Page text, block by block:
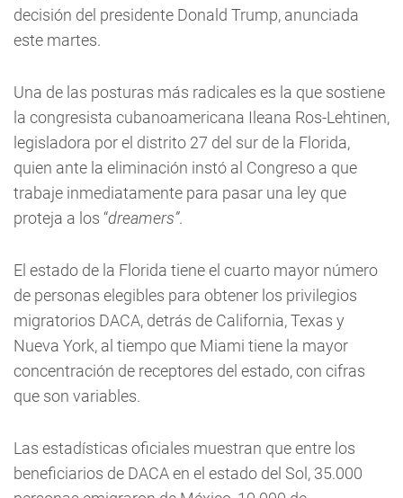
decisión del presidente Donald Trump, anunciada
este martes.
Una de las posturas más radicales es la que sostiene
la congresista cubanoamericana Ileana Ros-Lehtinen,
legisladora por el distrito 27 del sur de la Florida,
quien ante la eliminación instó al Congreso a que
trabaje inmediatamente para pasar una ley que
proteja a los “dreamers”.
El estado de la Florida tiene el cuarto mayor número
de personas elegibles para obtener los privilegios
migratorios DACA, detrás de California, Texas y
Nueva York, al tiempo que Miami tiene la mayor
concentración de receptores del estado, con cifras
que son variables.
Las estadísticas oficiales muestran que entre los
beneficiarios de DACA en el estado del Sol, 35.000